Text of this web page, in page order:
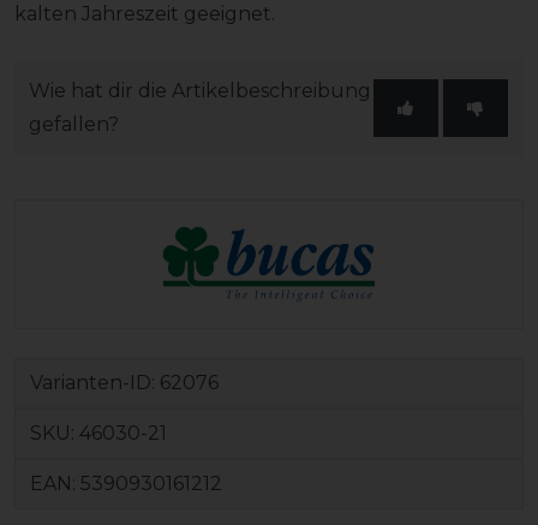
kalten Jahreszeit geeignet.
Wie hat dir die Artikelbeschreibung
gefallen?
Varianten-ID: 62076
SKU: 46030-21
EAN: 5390930161212